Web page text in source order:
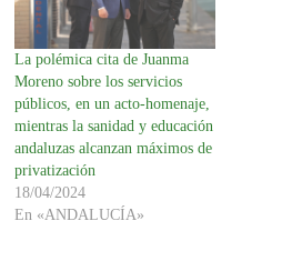
La polémica cita de Juanma
Moreno sobre los servicios
públicos, en un acto-homenaje,
mientras la sanidad y educación
andaluzas alcanzan máximos de
privatización
18/04/2024
En «ANDALUCÍA»